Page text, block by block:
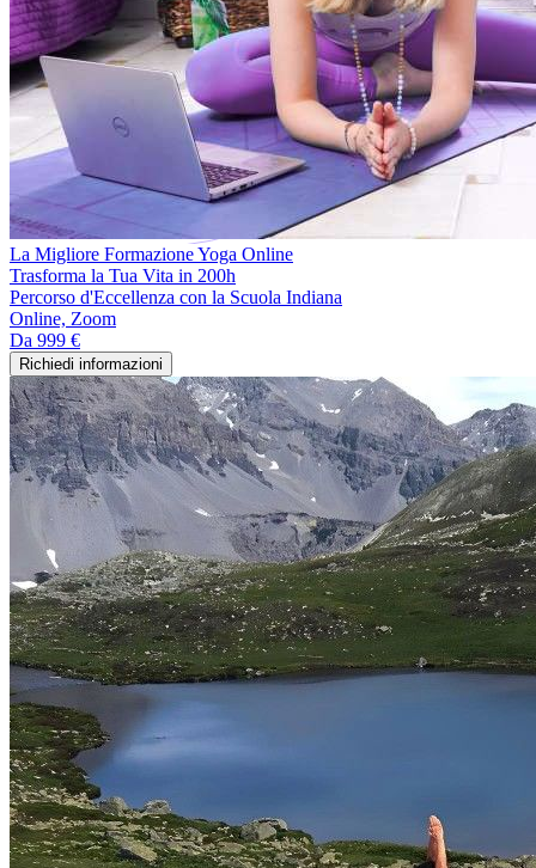
La Migliore Formazione Yoga Online
Trasforma la Tua Vita in 200h
Percorso d'Eccellenza con la Scuola Indiana
Online, Zoom
Da 999 €
Richiedi informazioni